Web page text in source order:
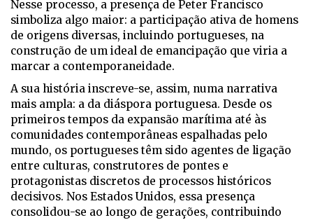
Nesse processo, a presença de Peter Francisco
simboliza algo maior: a participação ativa de homens
de origens diversas, incluindo portugueses, na
construção de um ideal de emancipação que viria a
marcar a contemporaneidade.
A sua história inscreve-se, assim, numa narrativa
mais ampla: a da diáspora portuguesa. Desde os
primeiros tempos da expansão marítima até às
comunidades contemporâneas espalhadas pelo
mundo, os portugueses têm sido agentes de ligação
entre culturas, construtores de pontes e
protagonistas discretos de processos históricos
decisivos. Nos Estados Unidos, essa presença
consolidou-se ao longo de gerações, contribuindo